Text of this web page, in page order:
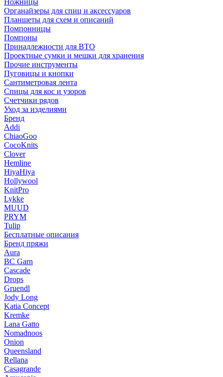
Ножницы
Органайзеры для спиц и аксессуаров
Планшеты для схем и описаний
Помпонницы
Помпоны
Принадлежности для ВТО
Проектные сумки и мешки для хранения
Прочие инструменты
Пуговицы и кнопки
Сантиметровая лента
Спицы для кос и узоров
Счетчики рядов
Уход за изделиями
Бренд
Addi
ChiaoGoo
CocoKnits
Clover
Hemline
HiyaHiya
Hollywool
KnitPro
Lykke
MUUD
PRYM
Tulip
Бесплатные описания
Бренд пряжи
Aura
BC Garn
Cascade
Drops
Gruendl
Jody Long
Katia Concept
Kremke
Lana Gatto
Nomadnoos
Onion
Queensland
Rellana
Casagrande